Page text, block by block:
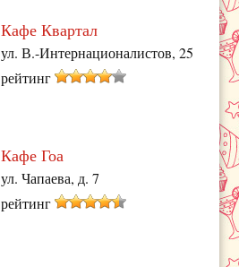
Кафе Квартал
ул. В.-Интернационалистов, 25
рейтинг
Кафе Гоа
ул. Чапаева, д. 7
рейтинг